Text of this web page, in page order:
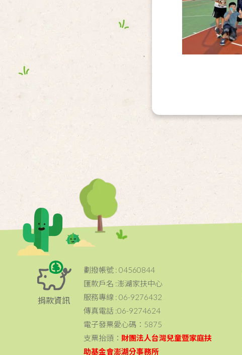
捐款資訊
劃撥帳號 : 04560844
匯款戶名 :澎湖家扶中心
服務專線 : 06-9276432
傳真電話 :06-9274624
電子發票愛心碼：5875
支票抬頭： 財團法人台灣兒童暨家庭扶
助基金會澎湖分事務所